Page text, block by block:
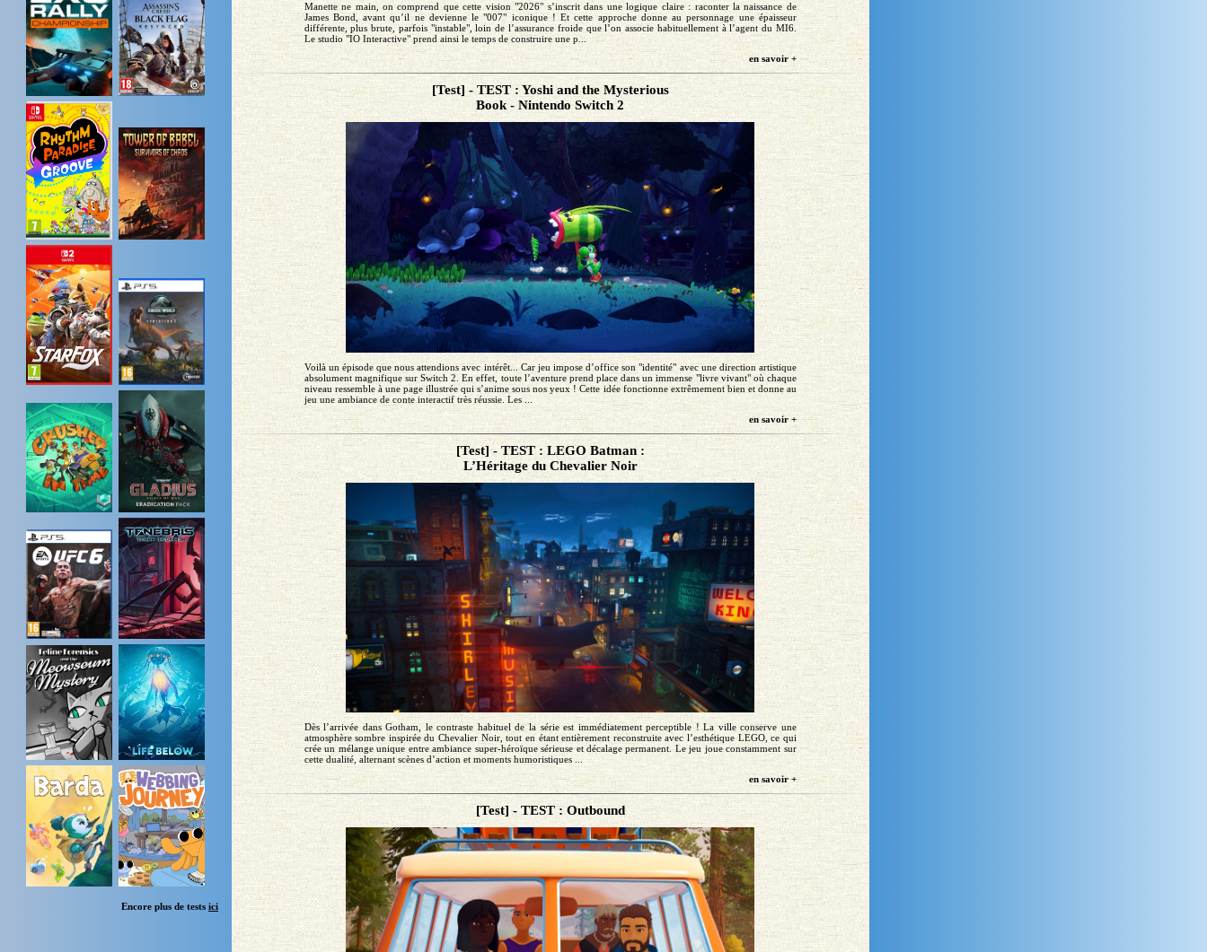
Encore plus de tests ici
Manette ne main, on comprend que cette vision "2026" s’inscrit dans une logique claire : raconter la naissance de
James Bond, avant qu’il ne devienne le "007" iconique ! Et cette approche donne au personnage une épaisseur
différente, plus brute, parfois "instable", loin de l’assurance froide que l’on associe habituellement à l’agent du MI6.
Le studio "IO Interactive" prend ainsi le temps de construire une p...
en savoir +
[Test] - TEST : Yoshi and the Mysterious
Book - Nintendo Switch 2
Voilà un épisode que nous attendions avec intérêt... Car jeu impose d’office son "identité" avec une direction artistique
absolument magnifique sur Switch 2. En effet, toute l’aventure prend place dans un immense "livre vivant" où chaque
niveau ressemble à une page illustrée qui s’anime sous nos yeux ! Cette idée fonctionne extrêmement bien et donne au
jeu une ambiance de conte interactif très réussie. Les ...
en savoir +
[Test] - TEST : LEGO Batman :
L’Héritage du Chevalier Noir
Dès l’arrivée dans Gotham, le contraste habituel de la série est immédiatement perceptible ! La ville conserve une
atmosphère sombre inspirée du Chevalier Noir, tout en étant entièrement reconstruite avec l’esthétique LEGO, ce qui
crée un mélange unique entre ambiance super-héroïque sérieuse et décalage permanent. Le jeu joue constamment sur
cette dualité, alternant scènes d’action et moments humoristiques ...
en savoir +
[Test] - TEST : Outbound